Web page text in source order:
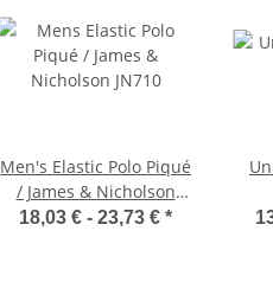
Men's Elastic Polo Piqué
/ James & Nicholson
JN710
18,03 € - 23,73 € *